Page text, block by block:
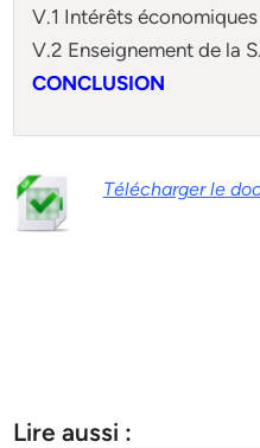
V.1 Intérêts économiques
V.2 Enseignement de la
CONCLUSION
Télécharger le
Lire aussi :